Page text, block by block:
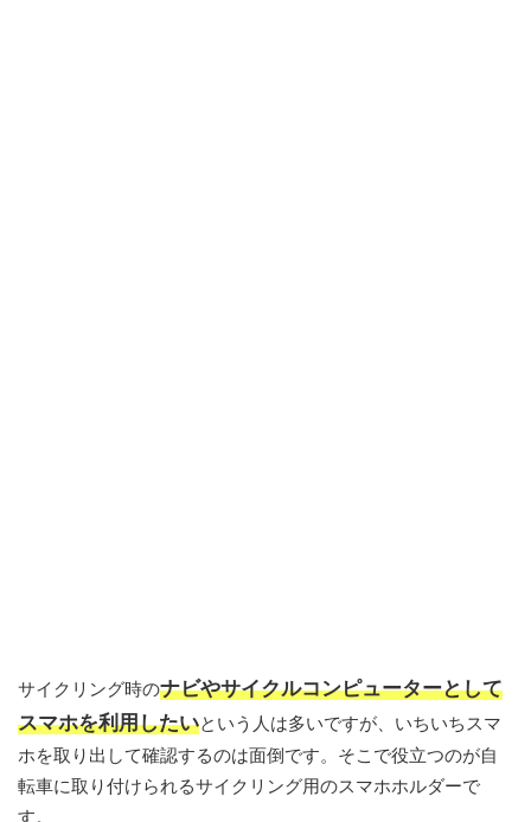
サイクリング時のナビやサイクルコンピューターとして
スマホを利用したいという人は多いですが、いちいちスマ
ホを取り出して確認するのは面倒です。そこで役立つのが自
転車に取り付けられるサイクリング用のスマホホルダーで
す。